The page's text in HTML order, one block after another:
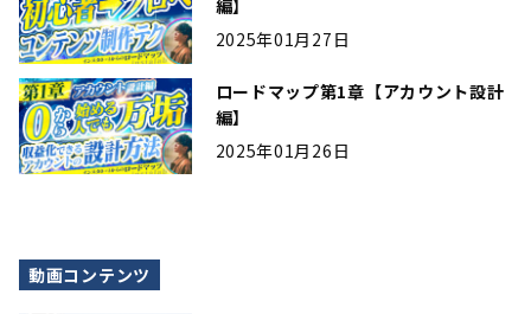
編】
2025年01月27日
ロードマップ第1章【アカウント設計
編】
2025年01月26日
動画コンテンツ